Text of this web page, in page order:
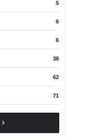
5
6
6
38
62
71
chevron_right